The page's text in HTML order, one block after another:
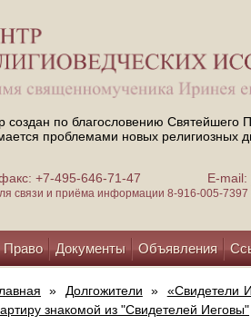
создан по благословению Святейшего
проблемами новых религиозных
+7-495-646-71-47 E-mail:
связи и приёма информации 8-916-005-7397
Право Документы Объявления
» Долгожители » «Свидетели
знакомой из "Свидетелей Иеговы"